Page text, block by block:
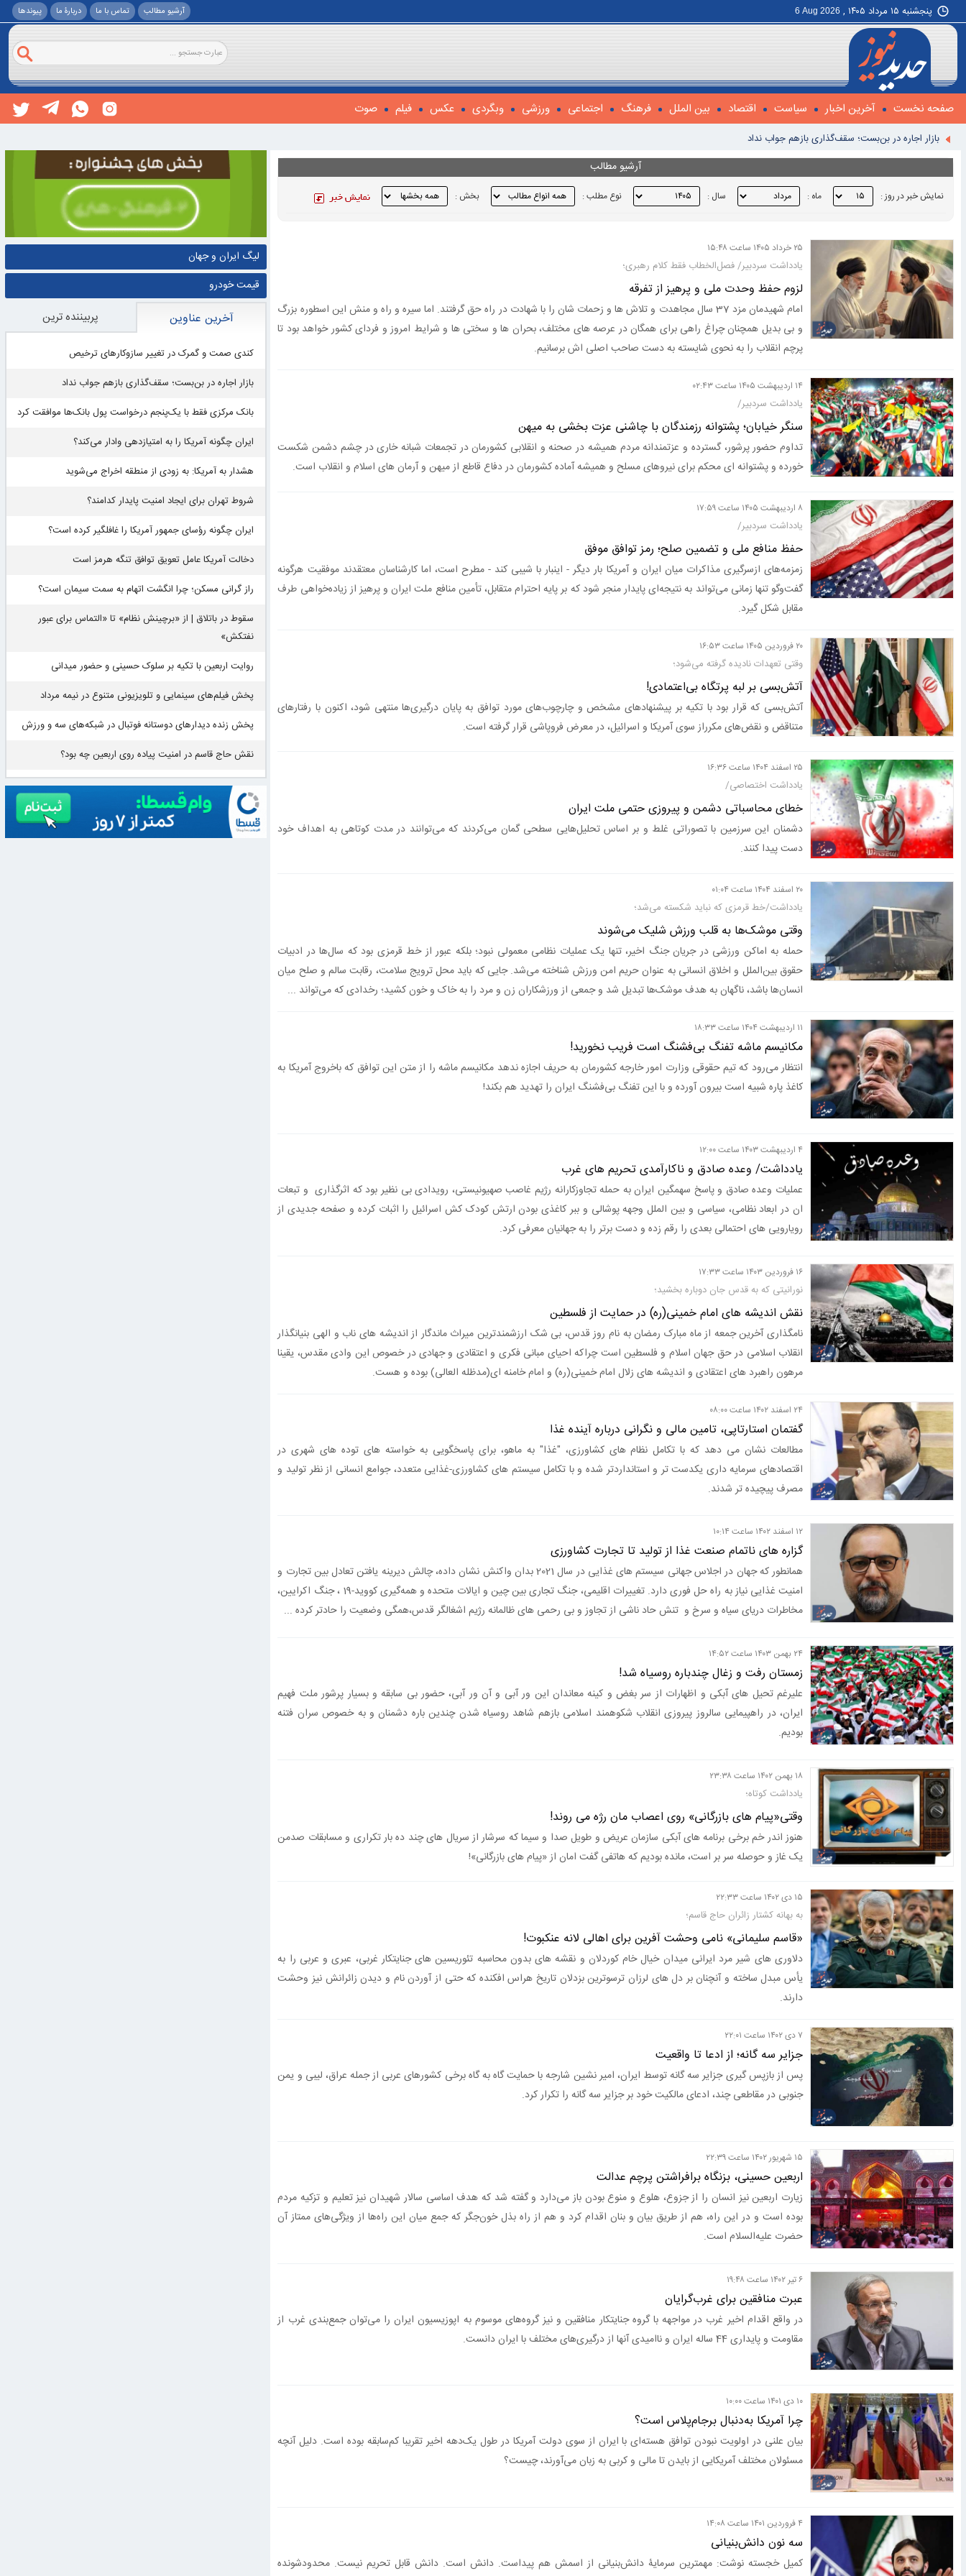
پنجشنبه ۱۵ مرداد ۱۴۰۵ , 6 Aug 2026 آرشیو مطالب تماس با ما دربارۀ ما پيوندها
صفحه نخست آخرین اخبار سیاست اقتصاد بین الملل فرهنگ اجتماعی ورزشی وبگردی عکس فیلم صوت
بازار اجاره در بن‌بست؛ سقف‌گذاری بازهم جواب نداد
بانک مرکزی فقط با یک‌‎پنجم درخواست پول بانک‌ها موافقت کرد
ایران چگونه آمریکا را به امتیازدهی وادار می‌کند؟
هشدار به آمریکا: به زودی از منطقه اخراج می‌شوید
ایران چگونه رؤسای جمهور آمریکا را غافلگیر کرده است؟
دخالت آمریکا عامل تعویق توافق تنگه هرمز است
راز گرانی مسکن؛ چرا انگشت اتهام به سمت سیمان است؟
سقوط در باتلاق | از «برچینش نظام» تا «التماس برای عبور نفتکش»
کندی صمت و گمرک در تغییر سازوکارهای ترخیص
آرشیو مطالب
نمایش خبر در روز : ماه : سال : نوع مطلب : بخش :
۲۵ خرداد ۱۴۰۵ ساعت ۱۵:۴۸
یادداشت سردبیر/ فصل‌الخطاب فقط کلام رهبری؛
لزوم حفظ وحدت ملی و پرهیز از تفرقه
امام شهیدمان مزد 37 سال مجاهدت و تلاش ها و زحمات شان را با شهادت در راه حق گرفتند. اما سیره و راه و منش این اسطوره بزرگ
و بی بدیل همچنان چراغ راهی برای همگان در عرصه های مختلف، بحران ها و سختی ها و شرایط امروز و فردای کشور خواهد بود تا
پرچم انقلاب را به نحوی شایسته به دست صاحب اصلی اش برسانیم.
۱۴ ارديبهشت ۱۴۰۵ ساعت ۰۲:۴۳
یادداشت سردبیر/
سنگر خیابان؛ پشتوانه رزمندگان با چاشنی عزت بخشی به میهن
تداوم حضور پرشور، گسترده و عزتمندانه مردم همیشه در صحنه و انقلابی کشورمان در تجمعات شبانه خاری در چشم دشمن شکست
خورده و پشتوانه ای محکم برای نیروهای مسلح و همیشه آماده کشورمان در دفاع قاطع از میهن و آرمان های اسلام و انقلاب است.
۸ ارديبهشت ۱۴۰۵ ساعت ۱۷:۵۹
یادداشت سردبیر/
حفظ منافع ملی و تضمین صلح؛ رمز توافق موفق
زمزمه‌های ازسرگیری مذاکرات میان ایران و آمریکا بار دیگر - اینبار با شیبی کند - مطرح است، اما کارشناسان معتقدند موفقیت هرگونه
گفت‌وگو تنها زمانی می‌تواند به نتیجه‌ای پایدار منجر شود که بر پایه احترام متقابل، تأمین منافع ملت ایران و پرهیز از زیاده‌خواهی طرف
مقابل شکل گیرد.
۲۰ فروردين ۱۴۰۵ ساعت ۱۶:۵۳
وقتی تعهدات نادیده گرفته می‌شود؛
آتش‌بسی بر لبه پرتگاه بی‌اعتمادی!
آتش‌بسی که قرار بود با تکیه بر پیشنهادهای مشخص و چارچوب‌های مورد توافق به پایان درگیری‌ها منتهی شود، اکنون با رفتارهای
متناقض و نقض‌های مکرراز سوی آمریکا و اسرائیل، در معرض فروپاشی قرار گرفته است.
۲۵ اسفند ۱۴۰۴ ساعت ۱۶:۳۶
یادداشت اختصاصی/
خطای محاسباتی دشمن و پیروزی حتمی ملت ایران
دشمنان این سرزمین با تصوراتی غلط و بر اساس تحلیل‌هایی سطحی گمان می‌کردند که می‌توانند در مدت کوتاهی به اهداف خود
دست پیدا کنند.
۲۰ اسفند ۱۴۰۴ ساعت ۰۱:۰۴
یادداشت/خط قرمزی که نباید شکسته می‌شد؛
وقتی موشک‌ها به قلب ورزش شلیک می‌شوند
حمله به اماکن ورزشی در جریان جنگ اخیر، تنها یک عملیات نظامی معمولی نبود؛ بلکه عبور از خط قرمزی بود که سال‌ها در ادبیات
حقوق بین‌الملل و اخلاق انسانی به عنوان حریم امن ورزش شناخته می‌شد. جایی که باید محل ترویج سلامت، رقابت سالم و صلح میان
انسان‌ها باشد، ناگهان به هدف موشک‌ها تبدیل شد و جمعی از ورزشکاران زن و مرد را به خاک و خون کشید؛ رخدادی که می‌تواند ...
۱۱ ارديبهشت ۱۴۰۴ ساعت ۱۸:۳۳
مکانیسم ماشه تفنگ بی‌فشنگ است فریب نخورید!
انتظار می‌رود که تیم حقوقی وزارت امور خارجه کشورمان به حریف اجازه ندهد مکانیسم ماشه را از متن این توافق که باخروج آمریکا به
کاغذ پاره شبیه است بیرون آورده و با این تفنگ بی‌فشنگ ایران را تهدید هم بکند!
۴ ارديبهشت ۱۴۰۳ ساعت ۱۲:۰۰
یادداشت/ وعده صادق و ناکارآمدی تحریم های غرب
عملیات وعده صادق و پاسخ سهمگین ایران به حمله تجاوزکارانه رژیم غاصب صهیونیستی، رویدادی بی نظیر بود که اثرگذاری و تبعات
ان در ابعاد نظامی، سیاسی و بین الملل وجهه پوشالی و ببر کاغذی بودن ارتش کودک کش اسرائیل را اثبات کرده و صفحه جدیدی از
رویارویی های احتمالی بعدی را رقم زده و دست برتر را به جهانیان معرفی کرد.
۱۶ فروردين ۱۴۰۳ ساعت ۱۷:۳۳
نورانیتی که به قدس جان دوباره بخشید؛
نقش اندیشه های امام خمینی(ره) در حمایت از فلسطین
نامگذاری آخرین جمعه از ماه مبارک رمضان به نام روز قدس، بی شک ارزشمندترین میراث ماندگار از اندیشه های ناب و الهی بنیانگذار
انقلاب اسلامی در حق جهان اسلام و فلسطین است چراکه احیای مبانی فکری و اعتقادی و جهادی در خصوص این وادی مقدس، یقینا
مرهون راهبرد های اعتقادی و اندیشه های زلال امام خمینی(ره) و امام خامنه ای(مدظله العالی) بوده و هست.
۲۴ اسفند ۱۴۰۲ ساعت ۰۸:۰۰
گفتمان استارتاپی، تامین مالی و نگرانی درباره آینده غذا
مطالعات نشان می دهد که با تکامل نظام های کشاورزی، "غذا" به ماهو، برای پاسخگویی به خواسته های توده های شهری در
اقتصادهای سرمایه داری یکدست تر و استانداردتر شده و با تکامل سیستم های کشاورزی-غذایی متعدد، جوامع انسانی از نظر تولید و
مصرف پیچیده تر شدند.
۱۲ اسفند ۱۴۰۲ ساعت ۱۰:۱۴
گزاره های ناتمام صنعت غذا از تولید تا تجارت کشاورزی
همانطور که جهان در اجلاس جهانی سیستم های غذایی در سال 2021 بدان واکنش نشان داده، چالش دیرینه یافتن تعادل بین تجارت و
امنیت غذایی نیاز به راه حل فوری دارد. تغییرات اقلیمی، جنگ تجاری بین چین و ایالات متحده و همه‌گیری کووید-19 ، جنگ اکرایین،
مخاطرات دریای سیاه و سرخ و تنش حاد ناشی از تجاوز و بی رحمی های ظالمانه رژیم اشغالگر قدس،همگی وضعیت را حادتر کرده ...
۲۴ بهمن ۱۴۰۳ ساعت ۱۴:۵۲
زمستان رفت و زغال چندباره روسیاه شد!
علیرغم تحیل های آبکی و اظهارات از سر بغض و کینه معاندان این ور آبی و آن ور آبی، حضور بی سابقه و بسیار پرشور ملت فهیم
ایران، در راهپیمایی سالروز پیروزی انقلاب شکوهمند اسلامی بازهم شاهد روسیاه شدن چندین باره دشمنان و به خصوص سران فتنه
بودیم.
۱۸ بهمن ۱۴۰۲ ساعت ۲۳:۳۸
یادداشت کوتاه؛
وقتی«پیام های بازرگانی» روی اعصاب مان رژه می روند!
هنوز اندر خم برخی برنامه های آبکی سازمان عریض و طویل صدا و سیما که سرشار از سریال های چند ده بار تکراری و مسابقات صدمن
یک غاز و حوصله سر بر است، مانده بودیم که هاتفی گفت امان از «پیام های بازرگانی»!
۱۵ دی ۱۴۰۲ ساعت ۲۲:۳۳
به بهانه کشتار زائران حاج قاسم؛
«قاسم سلیمانی» نامی وحشت آفرین برای اهالی لانه عنکبوت!
دلاوری های شیر مرد ایرانی میدان خیال خام کوردلان و نقشه های بدون محاسبه تئوریسین های جنایتکار غربی، عبری و عربی را به
یأس مبدل ساخته و آنچنان بر دل های لرزان ترسوترین بزدلان تاریخ هراس افکنده که حتی از آوردن نام و دیدن زائرانش نیز وحشت
دارند.
۷ دی ۱۴۰۲ ساعت ۲۲:۰۱
جزایر سه گانه؛ از ادعا تا واقعیت
پس از بازپس گیری جزایر سه گانه توسط ایران، امیر نشین شارجه با حمایت گاه به گاه برخی کشورهای عربی از جمله عراق، لیبی و یمن
جنوبی در مقاطعی چند، ادعای مالکیت خود بر جزایر سه گانه را تکرار کرد.
۱۵ شهريور ۱۴۰۲ ساعت ۲۲:۳۹
اربعین حسینی، بزنگاه برافراشتن پرچم عدالت
زیارت اربعین نیز انسان را از جزوع، هلوع و منوع بودن باز می‌دارد و گفته شد که هدف اساسی سالار شهیدان نیز تعلیم و تزکیه مردم
بوده است و در این راه، هم از طریق بیان و بنان اقدام کرد و هم از راه بذل خون‌جگر که جمع میان این راه‌ها از ویژگی‌های ممتاز آن
حضرت علیه‌السلام است.
۶ تير ۱۴۰۲ ساعت ۱۹:۴۸
عبرت منافقین برای غرب‌گرایان
در واقع اقدام اخیر غرب در مواجهه با گروه جنایتکار منافقین و نیز گروه‌های موسوم به اپوزیسیون ایران را می‌توان جمع‌بندی غرب از
مقاومت و پایداری 44 ساله ایران و ناامیدی آنها از درگیری‌های مختلف با ایران دانست.
۱۰ دی ۱۴۰۱ ساعت ۱۰:۰۰
چرا آمریکا به‌دنبال برجام‌پلاس است؟
بیان علنی در اولویت نبودن توافق هسته‌ای با ایران از سوی دولت آمریکا در طول یک‌دهه اخیر تقریبا کم‌سابقه بوده است. دلیل آنچه
مسئولان مختلف آمریکایی از بایدن تا مالی و کربی به زبان می‌آورند، چیست؟
۴ فروردين ۱۴۰۱ ساعت ۱۴:۰۸
سه نون دانش‌بنیانی
کمیل خجسته نوشت: مهمترین سرمایۀ دانش‌بنیانی از اسمش هم پیداست. دانش است. دانش قابل تحریم نیست. محدود‌شونده
لیگ ایران و جهان
قیمت خودرو
آخرین عناوین پربيننده ترين
کندی صمت و گمرک در تغییر سازوکارهای ترخیص
بازار اجاره در بن‌بست؛ سقف‌گذاری بازهم جواب نداد
بانک مرکزی فقط با یک‌‎پنجم درخواست پول بانک‌ها موافقت کرد
ایران چگونه آمریکا را به امتیازدهی وادار می‌کند؟
هشدار به آمریکا: به زودی از منطقه اخراج می‌شوید
شروط تهران برای ایجاد امنیت پایدار کدامند؟
ایران چگونه رؤسای جمهور آمریکا را غافلگیر کرده است؟
دخالت آمریکا عامل تعویق توافق تنگه هرمز است
راز گرانی مسکن؛ چرا انگشت اتهام به سمت سیمان است؟
سقوط در باتلاق | از «برچینش نظام» تا «التماس برای عبور
نفتکش»
روایت اربعین با تکیه بر سلوک حسینی و حضور میدانی
پخش فیلم‌های سینمایی و تلویزیونی متنوع در نیمه مرداد
پخش زنده دیدار‌های دوستانه فوتبال در شبکه‌های سه و ورزش
نقش حاج قاسم در امنیت پیاده روی اربعین چه بود؟